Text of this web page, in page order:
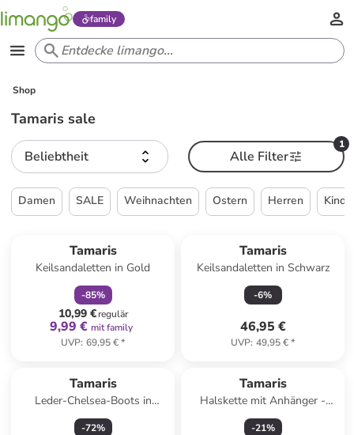
family
Shop
Tamaris sale
Beliebtheit
1
Alle Filter
Damen SALE Weihnachten Ostern Herren
Tamaris
Keilsandaletten in Gold
-85%
10,99 €regulär
9,99 € mit family
UVP: 69,95 €*
Tamaris
Keilsandaletten in Schwarz
-6%
46,95 €
UVP: 49,95 €*
Tamaris
Leder-Chelsea-Boots in
Schwarz
-72%
Tamaris
Halskette mit Anhänger -
(L)50 cm
-21%